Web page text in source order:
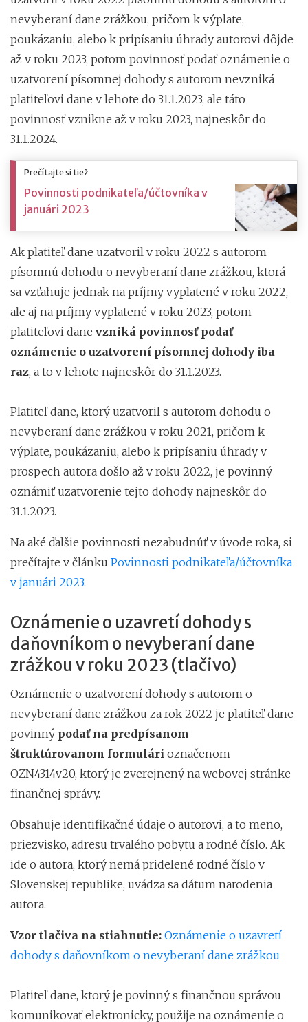
nevyberaní dane zrážkou, pričom k výplate,
poukázaniu, alebo k pripísaniu úhrady autorovi dôjde
až v roku 2023, potom povinnosť podať oznámenie o
uzatvorení písomnej dohody s autorom nevzniká
platiteľovi dane v lehote do 31.1.2023, ale táto
povinnosť vznikne až v roku 2023, najneskôr do
31.1.2024.
Prečítajte si tiež
Povinnosti podnikateľa/účtovníka v
januári 2023
Ak platiteľ dane uzatvoril v roku 2022 s autorom
písomnú dohodu o nevyberaní dane zrážkou, ktorá
sa vzťahuje jednak na príjmy vyplatené v roku 2022,
ale aj na príjmy vyplatené v roku 2023, potom
platiteľovi dane vzniká povinnosť podať
oznámenie o uzatvorení písomnej dohody iba
raz, a to v lehote najneskôr do 31.1.2023.
Platiteľ dane, ktorý uzatvoril s autorom dohodu o
nevyberaní dane zrážkou v roku 2021, pričom k
výplate, poukázaniu, alebo k pripísaniu úhrady v
prospech autora došlo až v roku 2022, je povinný
oznámiť uzatvorenie tejto dohody najneskôr do
31.1.2023.
Na aké ďalšie povinnosti nezabudnúť v úvode roka, si
prečítajte v článku Povinnosti podnikateľa/účtovníka
v januári 2023.
Oznámenie o uzavretí dohody s
daňovníkom o nevyberaní dane
zrážkou v roku 2023 (tlačivo)
Oznámenie o uzatvorení dohody s autorom o
nevyberaní dane zrážkou za rok 2022 je platiteľ dane
povinný podať na predpísanom
štruktúrovanom formulári označenom
OZN4314v20, ktorý je zverejnený na webovej stránke
finančnej správy.
Obsahuje identifikačné údaje o autorovi, a to meno,
priezvisko, adresu trvalého pobytu a rodné číslo. Ak
ide o autora, ktorý nemá pridelené rodné číslo v
Slovenskej republike, uvádza sa dátum narodenia
autora.
Vzor tlačiva na stiahnutie: Oznámenie o uzavretí
dohody s daňovníkom o nevyberaní dane zrážkou
Platiteľ dane, ktorý je povinný s finančnou správou
komunikovať elektronicky, použije na oznámenie o